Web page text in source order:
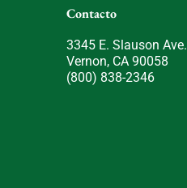
Contacto
3345 E. Slauson Ave.
Vernon, CA 90058
(800) 838-2346